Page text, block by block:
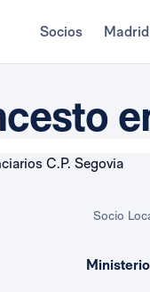
Socios
Socio